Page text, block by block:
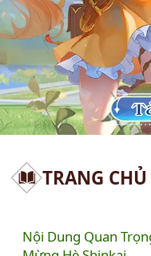
TRANG CHỦ
Nội Dung Quan